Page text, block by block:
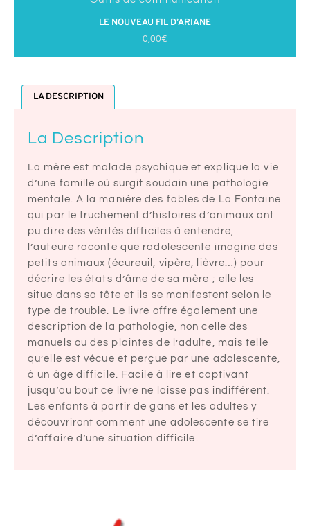
LA DESCRIPTION
La Description
La mère est malade psychique et explique la vie
d’une famille où surgit soudain une pathologie
mentale. A la manière des fables de La Fontaine
qui par le truchement d’histoires d’animaux ont
pu dire des vérités difficiles à entendre,
l’auteure raconte que radolescente imagine des
petits animaux (écureuil, vipère, lièvre…) pour
décrire les états d’âme de sa mère ; elle les
situe dans sa tête et ils se manifestent selon le
type de trouble. Le livre offre également une
description de la pathologie, non celle des
manuels ou des plaintes de l’adulte, mais telle
qu’elle est vécue et perçue par une adolescente,
à un âge difficile. Facile à lire et captivant
jusqu’au bout ce livre ne laisse pas indifférent.
Les enfants à partir de gans et les adultes y
découvriront comment une adolescente se tire
d’affaire d’une situation difficile.
LE NOUVEAU FIL D’ARIANE
0,00€